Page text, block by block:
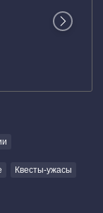
Квесты-ужасы